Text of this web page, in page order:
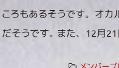
ころもあるそうです。オ
だそうです。 また、12月